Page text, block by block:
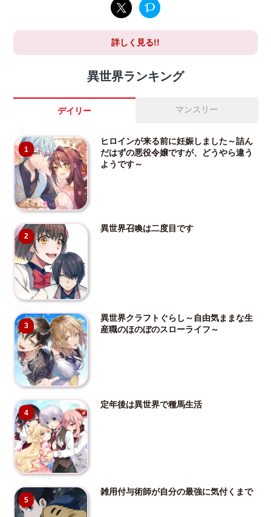
詳しく見る!!
異世界ランキング
デイリー マンスリー
1
ヒロインが来る前に妊娠しました～詰ん
だはずの悪役令嬢ですが、どうやら違う
ようです～
2
異世界召喚は二度目です
3
異世界クラフトぐらし～自由気ままな生
産職のほのぼのスローライフ～
4
定年後は異世界で種馬生活
5
雑用付与術師が自分の最強に気付くまで